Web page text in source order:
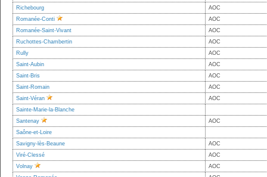
Richebourg
AOC
Romanée-Conti
AOC
Romanée-Saint-Vivant
AOC
Ruchottes-Chambertin
AOC
Rully
AOC
Saint-Aubin
AOC
Saint-Bris
AOC
Saint-Romain
AOC
Saint-Véran
AOC
Sainte-Marie-la-Blanche
Santenay
AOC
Saône-et-Loire
Savigny-lès-Beaune
AOC
Viré-Clessé
AOC
Volnay
AOC